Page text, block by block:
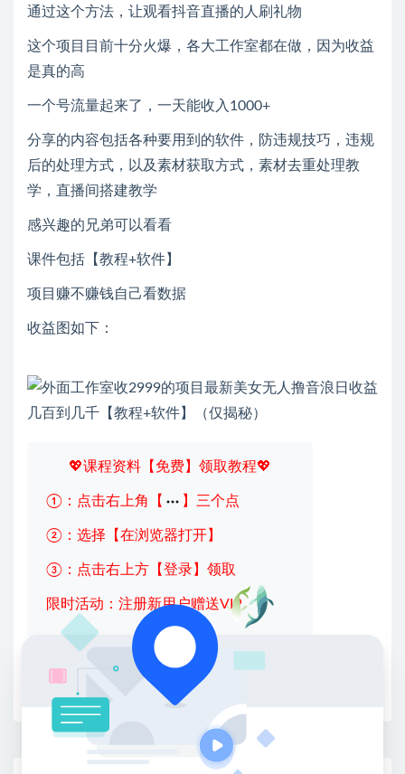
通过这个方法，让观看抖音直播的人刷礼物
这个项目目前十分火爆，各大工作室都在做，因为收益
是真的高
一个号流量起来了，一天能收入1000+
分享的内容包括各种要用到的软件，防违规技巧，违规
后的处理方式，以及素材获取方式，素材去重处理教
学，直播间搭建教学
感兴趣的兄弟可以看看
课件包括【教程+软件】
项目赚不赚钱自己看数据
收益图如下：
💖课程资料【免费】领取教程💖
①：点击右上角【 】三个点
②：选择【在浏览器打开】
③：点击右上方【登录】领取
限时活动：注册新用户赠送VIP
收藏 链接